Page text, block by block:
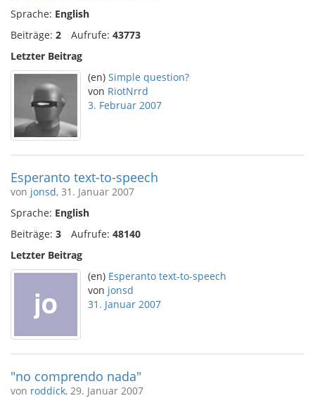
Sprache: English
Beiträge: 2 Aufrufe: 43773
Letzter Beitrag
(en) Simple question?
von RiotNrrd
3. Februar 2007
Esperanto text-to-speech
von jonsd, 31. Januar 2007
Sprache: English
Beiträge: 3 Aufrufe: 48140
Letzter Beitrag
(en) Esperanto text-to-speech
von jonsd
31. Januar 2007
"no comprendo nada"
von roddick, 29. Januar 2007